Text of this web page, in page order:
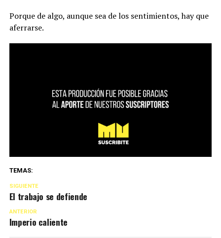
Porque de algo, aunque sea de los sentimientos, hay que
aferrarse.
TEMAS:
SIGUIENTE
El trabajo se defiende
ANTERIOR
Imperio caliente